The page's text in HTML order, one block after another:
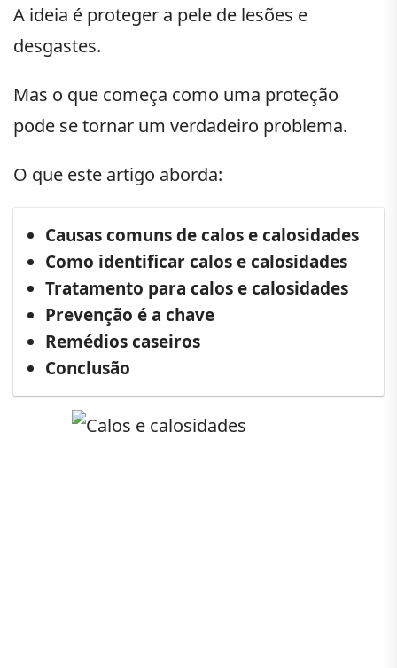
A ideia é proteger a pele de lesões e
desgastes.
Mas o que começa como uma proteção
pode se tornar um verdadeiro problema.
O que este artigo aborda:
Causas comuns de calos e calosidades
Como identificar calos e calosidades
Tratamento para calos e calosidades
Prevenção é a chave
Remédios caseiros
Conclusão